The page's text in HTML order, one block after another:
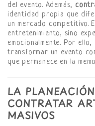
del evento. Además,
identidad propia que
un mercado competitivo.
entretenimiento, sino
emocionalmente. Por ello,
transformar un evento
que permanece en la
LA
CONTRATAR
MASIVOS